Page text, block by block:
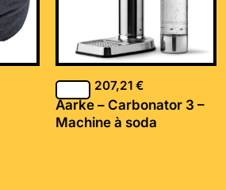
207,21€
Aarke – Carbonator 3 –
Machine à soda